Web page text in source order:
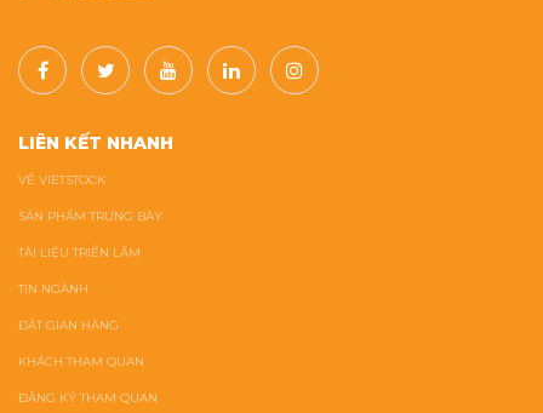
LIÊN KẾT NHANH
VỀ VIETSTOCK
SẢN PHẨM TRƯNG BÀY
TÀI LIỆU TRIỂN LÃM
TIN NGÀNH
ĐẶT GIAN HÀNG
KHÁCH THAM QUAN
ĐĂNG KÝ THAM QUAN